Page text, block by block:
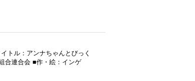
トル：アンナちゃんとびっく
合連合会 ■作・絵：インゲ